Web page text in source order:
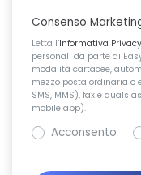
Consenso
Letta l’Informativa Privacy
personali da parte di
modalità cartacee,
mezzo posta ordinaria o
SMS, MMS), fax e
mobile app).
Acconsento